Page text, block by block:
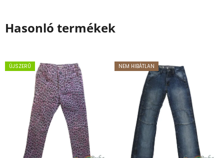
Hasonló termékek
ÚJSZERŰ NEM HIBÁTLAN